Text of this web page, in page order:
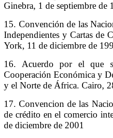
Ginebra, 1 de septiembre de
15. Convención de las
Independientes y Cartas de
York, 11 de diciembre de
16. Acuerdo por el que
Cooperación Económica y
y el Norte de África. Cairo,
17. Convencion de las
de crédito en el comercio
de diciembre de 2001